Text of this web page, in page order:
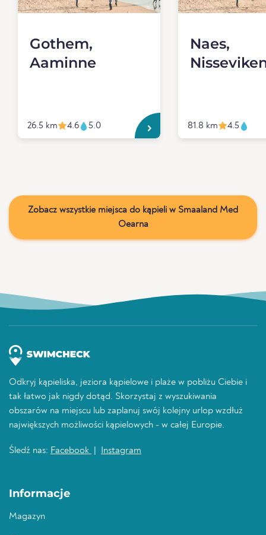
Gothem,
Aaminne
26.5 km 4.6 5.0
Naes,
81.8 km 4.5
Zobacz wszystkie miejsca do kąpieli w Smaaland Med
Oearna
Odkryj kąpieliska, jeziora kąpielowe i plaże w pobliżu Ciebie i
tak łatwo jak nigdy dotąd. Skorzystaj z wyszukiwania
obszarów na miejscu lub zaplanuj swój kolejny urlop wzdłuż
największych możliwości kąpielowych - w całej Europie.
Śledź nas: Facebook Instagram
Informacje
Magazyn